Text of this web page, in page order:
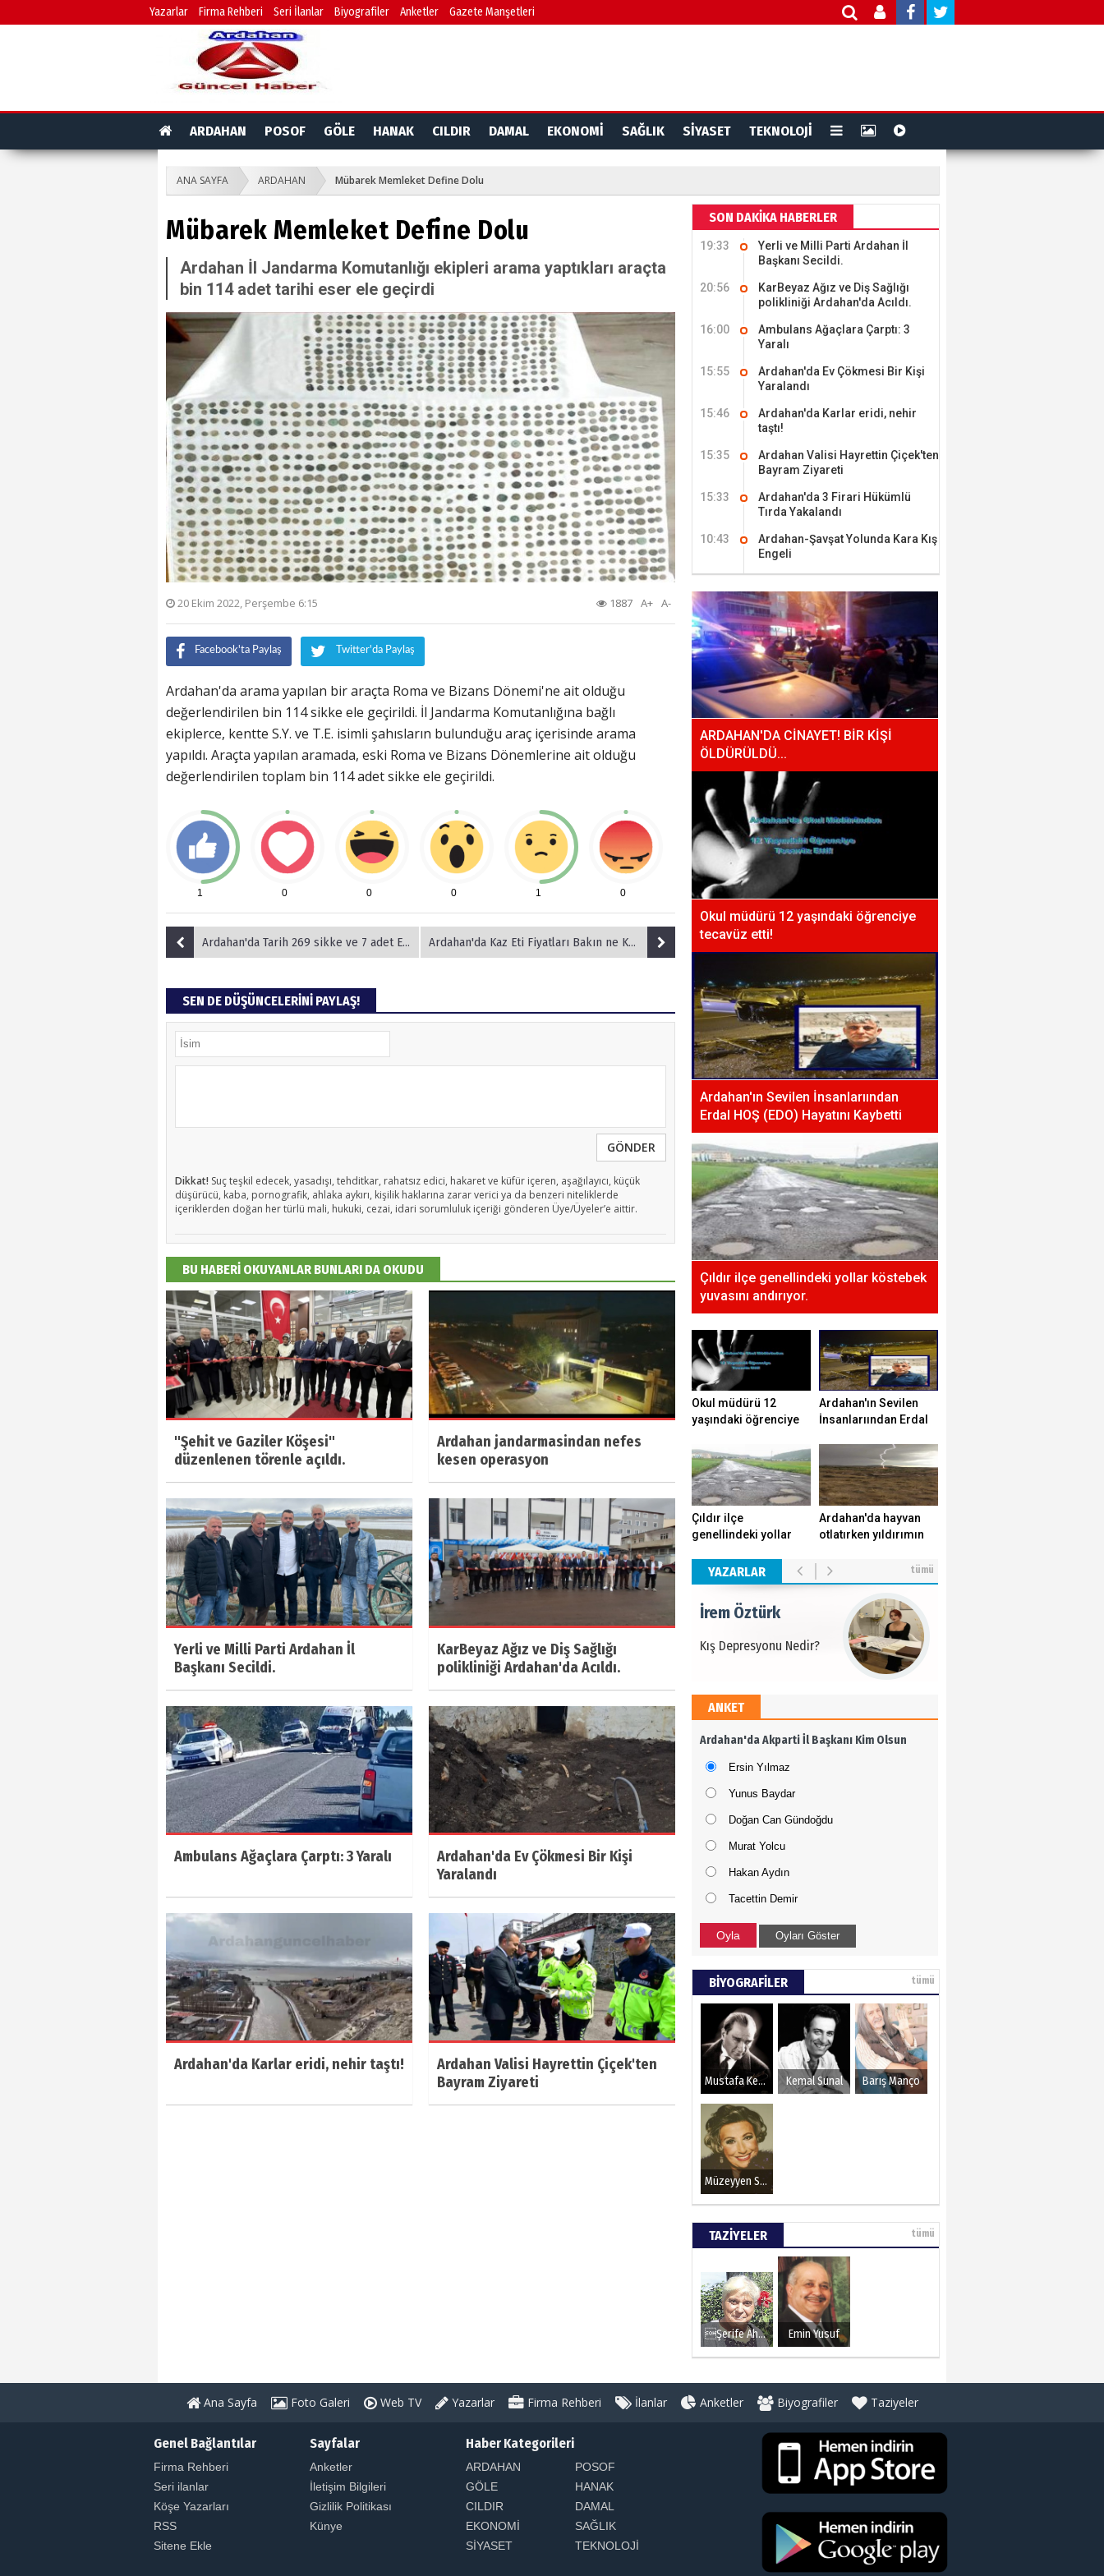
Yazarlar Firma Rehberi Seri İlanlar Biyografiler Anketler Gazete Manşetleri
ARDAHAN POSOF GÖLE HANAK CILDIR DAMAL EKONOMİ SAĞLIK SİYASET TEKNOLOJİ
ANA SAYFA ARDAHAN Mübarek Memleket Define Dolu
Mübarek Memleket Define Dolu
Ardahan İl Jandarma Komutanlığı ekipleri arama yaptıkları araçta
bin 114 adet tarihi eser ele geçirdi
20 Ekim 2022, Perşembe 6:15 A-
A+
1887
Facebook'ta Paylaş Twitter'da Paylaş
Ardahan'da arama yapılan bir araçta Roma ve Bizans Dönemi'ne ait olduğu
değerlendirilen bin 114 sikke ele geçirildi. İl Jandarma Komutanlığına bağlı
ekiplerce, kentte S.Y. ve T.E. isimli şahısların bulunduğu araç içerisinde arama
yapıldı. Araçta yapılan aramada, eski Roma ve Bizans Dönemlerine ait olduğu
değerlendirilen toplam bin 114 adet sikke ele geçirildi.
1 0 0 0 1 0
Ardahan'da Tarih 269 sikke ve 7 adet Eser Ele Geçirildi Ardahan'da Kaz Eti Fiyatları Bakın ne Kadar Oldu
SEN DE DÜŞÜNCELERİNİ PAYLAŞ!
GÖNDER
Dikkat! Suç teşkil edecek, yasadışı, tehditkar, rahatsız edici, hakaret ve küfür içeren, aşağılayıcı, küçük
düşürücü, kaba, pornografik, ahlaka aykırı, kişilik haklarına zarar verici ya da benzeri niteliklerde
içeriklerden doğan her türlü mali, hukuki, cezai, idari sorumluluk içeriği gönderen Üye/Üyeler’e aittir.
BU HABERİ OKUYANLAR BUNLARI DA OKUDU
"Şehit ve Gaziler Köşesi"
düzenlenen törenle açıldı.
Ardahan jandarmasindan nefes
kesen operasyon
Yerli ve Milli Parti Ardahan İl
Başkanı Secildi.
KarBeyaz Ağız ve Diş Sağlığı
polikliniği Ardahan'da Acıldı.
Ambulans Ağaçlara Çarptı: 3 Yaralı
Ardahan'da Ev Çökmesi Bir Kişi
Yaralandı
Ardahan'da Karlar eridi, nehir taştı!
Ardahan Valisi Hayrettin Çiçek'ten
Bayram Ziyareti
SON DAKİKA HABERLER
19:33
Yerli ve Milli Parti Ardahan İl
Başkanı Secildi.
20:56
KarBeyaz Ağız ve Diş Sağlığı
polikliniği Ardahan'da Acıldı.
16:00
Ambulans Ağaçlara Çarptı: 3
Yaralı
15:55
Ardahan'da Ev Çökmesi Bir Kişi
Yaralandı
15:46
Ardahan'da Karlar eridi, nehir
taştı!
15:35
Ardahan Valisi Hayrettin Çiçek'ten
Bayram Ziyareti
15:33
Ardahan'da 3 Firari Hükümlü
Tırda Yakalandı
10:43
Ardahan-Şavşat Yolunda Kara Kış
Engeli
ARDAHAN'DA CİNAYET! BİR KİŞİ
ÖLDÜRÜLDÜ...
Okul müdürü 12 yaşındaki öğrenciye
tecavüz etti!
Ardahan'ın Sevilen İnsanlarıından
Erdal HOŞ (EDO) Hayatını Kaybetti
Çıldır ilçe genellindeki yollar köstebek
yuvasını andırıyor.
Okul müdürü 12
yaşındaki öğrenciye
Ardahan'ın Sevilen
İnsanlarıından Erdal
Çıldır ilçe
genellindeki yollar
andırıyor.
Ardahan'da hayvan
otlatırken yıldırımın
yaşamını yitirdi.
YAZARLAR tümü
Kış Depresyonu Nedir?
İrem Öztürk
Kış Depresyonu Nedir?
İrem Öztürk
Kış Depresyonu Nedir?
İrem Öztürk
ANKET
Ardahan'da Akparti İl Başkanı Kim Olsun
Ersin Yılmaz
Yunus Baydar
Doğan Can Gündoğdu
Murat Yolcu
Hakan Aydın
Tacettin Demir
Oyla Oyları Göster
BİYOGRAFİLER tümü
Mustafa Kemal Atatürk Kemal Sunal Barış Manço
Müzeyyen Senar
TAZİYELER tümü
Şerife Ahmet Emin Yusuf
Ana Sayfa Foto Galeri Web TV Yazarlar Firma Rehberi İlanlar Anketler Biyografiler Taziyeler
Genel Bağlantılar
Firma Rehberi
Seri ilanlar
Köşe Yazarları
RSS
Sitene Ekle
Sayfalar
Anketler
İletişim Bilgileri
Gizlilik Politikası
Künye
Haber Kategorileri
ARDAHAN
POSOF
GÖLE
HANAK
CILDIR
DAMAL
EKONOMİ
SAĞLIK
SİYASET
TEKNOLOJİ